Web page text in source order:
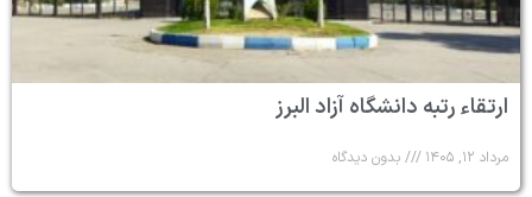
ارتقاء رتبه دانشگاه آزاد البرز
مرداد ۱۲, ۱۴۰۵ بدون دیدگاه